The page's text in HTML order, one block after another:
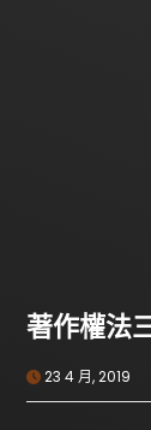
著作權法
23 4 月, 2019